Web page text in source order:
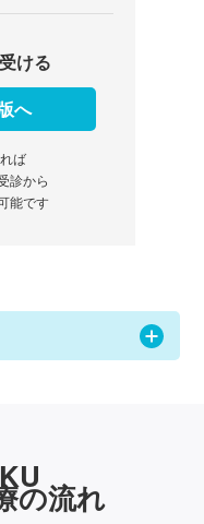
ける
へ
ば
診から
能です
の流れ